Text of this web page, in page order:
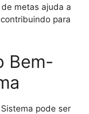
metas ajuda a
para
Bem-
pode ser